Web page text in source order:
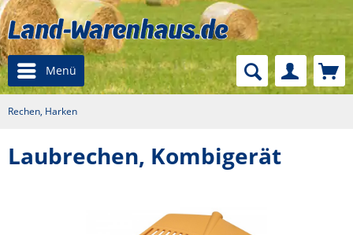
Menü
Rechen, Harken
Laubrechen, Kombigerät